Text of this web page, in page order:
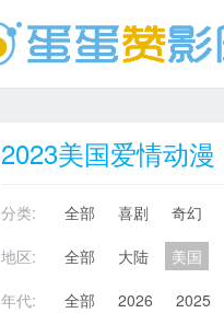
2023美国爱情动漫
分类: 全部 喜剧 奇幻
地区:
全部 大陆 美国
年代:
全部 2026 2025